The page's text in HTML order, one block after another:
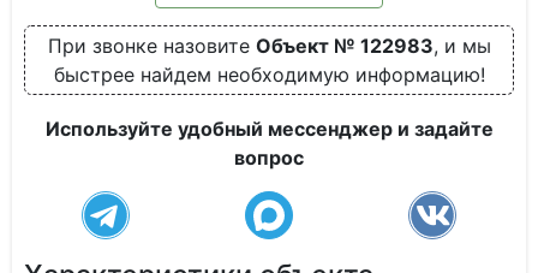
При звонке назовите Объект № 122983, и мы
быстрее найдем необходимую информацию!
Используйте удобный мессенджер и задайте
вопрос